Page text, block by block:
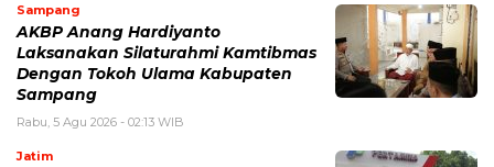
Sampang
AKBP Anang Hardiyanto
Laksanakan Silaturahmi Kamtibmas
Dengan Tokoh Ulama Kabupaten
Sampang
Rabu, 5 Agu 2026 - 02:13 WIB
Jatim